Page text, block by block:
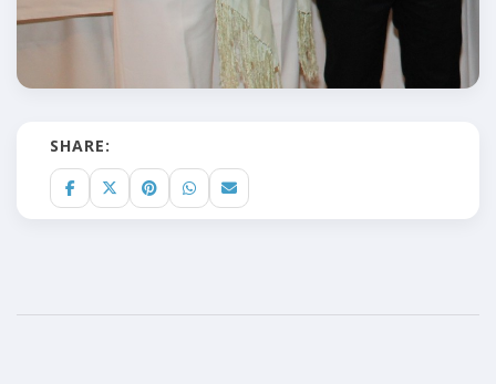
SHARE: